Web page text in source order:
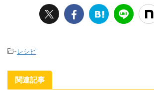
-レシピ
関連記事